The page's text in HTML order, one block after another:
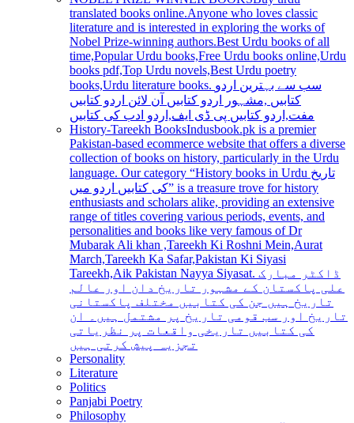
translated books online.Anyone who loves classic
literature and is interested in exploring the works of
Nobel Prize-winning authors.Best Urdu books of all
time,Popular Urdu books,Free Urdu books online,Urdu
books pdf,Top Urdu novels,Best Urdu poetry
books,Urdu literature books. سب سے بہترین اردو
کتابیں ,مشہور اردو کتابیں آن لائن اردو کتابیں
مفت,اردو کتابیں پی ڈی ایف,اردو ادب کی کتابیں
History-Tareekh BooksIndusbook.pk is a premier
Pakistan-based ecommerce website that offers a diverse
collection of books on history, particularly in the Urdu
language. Our category “History books in Urdu تاریخ
کی کتابیں اردو میں” is a treasure trove for history
enthusiasts and scholars alike, providing an extensive
range of titles covering various periods, events, and
personalities and books like very famous of Dr
Mubarak Ali khan ,Tareekh Ki Roshni Mein,Aurat
March,Tareekh Ka Safar,Pakistan Ki Siyasi
Tareekh,Aik Pakistan Nayya Siyasat. ڈاکٹر مبارک
علی پاکستان کے مشہور تاریخ دان اور عالم
تاریخ ہیں جن کی کتابیں مختلف پاکستانی
تاریخ اور سب قومی تاریخ پر مشتمل ہیں۔ ان
کی کتابیں تاریخی واقعات پر نظریاتی
تجزیہ پیش کرتی ہیں
Personality
Literature
Politics
Panjabi Poetry
Philosophy